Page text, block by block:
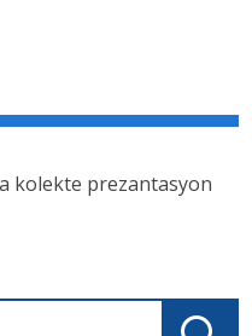
kolekte prezantasyon